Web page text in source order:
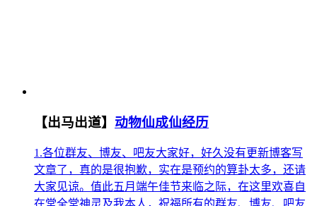
【出马出道】 动物仙成仙经历
1.各位群友、博友、吧友大家好，好久没有更新博客写
文章了，真的是很抱歉，实在是预约的算卦太多，还请
大家见谅。值此五月端午佳节来临之际，在这里欢喜自